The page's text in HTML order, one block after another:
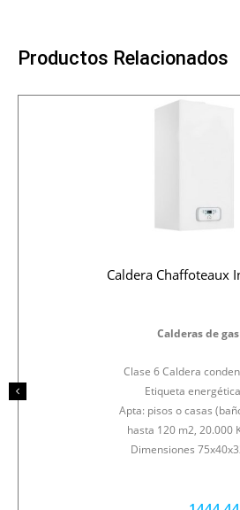
Productos Relacionados
Caldera Chaffoteaux
Calderas de gas
Clase 6 Caldera
Etiqueta
Apta: pisos o casas
hasta 120 m2, 20.000
Dimensiones